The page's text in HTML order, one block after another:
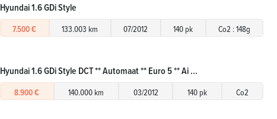
Hyundai 1.6 GDi Style
7.500 € 133.003 km 07/2012 140 pk Co2 : 148g
Hyundai 1.6 GDi Style DCT ** Automaat ** Euro 5 ** Ai ...
8.900 € 140.000 km 03/2012 140 pk Co2